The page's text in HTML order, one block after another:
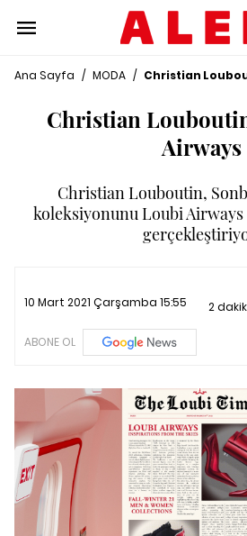
Ana Sayfa / MODA / Christian
Christian
Airways
Christian Louboutin,
koleksiyonunu Loubi
10 Mart 2021 Çarşamba 15:55 2
ABONE OL